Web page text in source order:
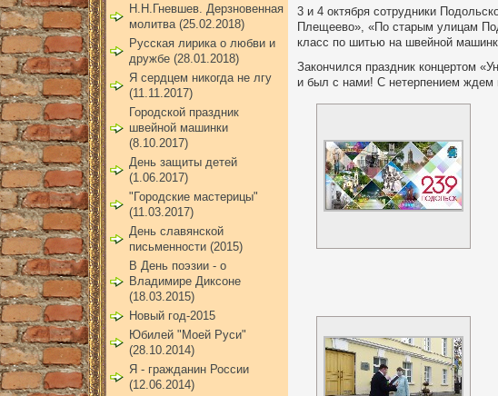
Н.Н.Гневшев. Дерзновенная
молитва (25.02.2018)
Русская лирика о любви и
дружбе (28.01.2018)
Я сердцем никогда не лгу
(11.11.2017)
Городской праздник
швейной машинки
(8.10.2017)
День защиты детей
(1.06.2017)
"Городские мастерицы"
(11.03.2017)
День славянской
письменности (2015)
В День поэзии - о
Владимире Диксоне
(18.03.2015)
Новый год-2015
Юбилей "Моей Руси"
(28.10.2014)
Я - гражданин России
(12.06.2014)
3 и 4 октября сотрудники
Плещеево», «По старым улицам
класс по шитью на швейной
Закончился праздник концертом
и был с нами! С нетерпением ждем